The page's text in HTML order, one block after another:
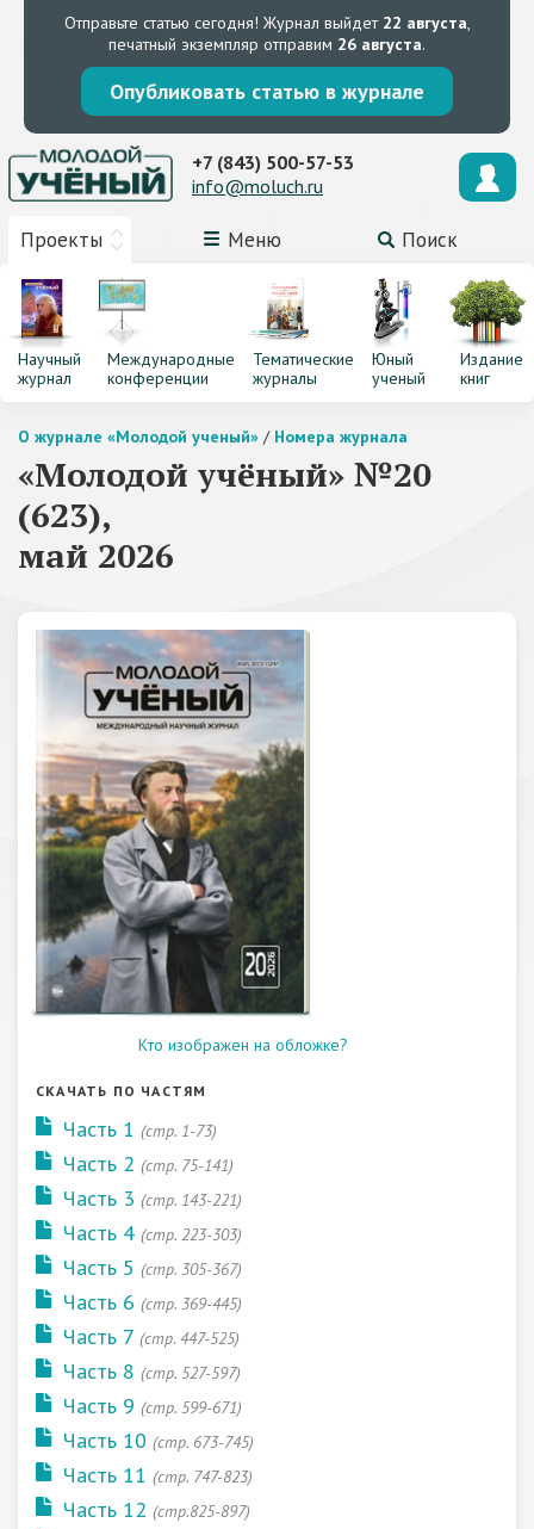
Отправьте статью сегодня! Журнал выйдет 22 августа,
печатный экземпляр отправим 26 августа.
Опубликовать статью в журнале
Проекты Меню Поиск
+7 (843) 500-57-53
info@moluch.ru
Научный
журнал
Международные
конференции
Тематические
журналы
Юный
ученый
Издание
книг
О журнале «Молодой ученый» / Номера журнала
«Молодой учёный» №20
(623),
май 2026
Кто изображен на обложке?
СКАЧАТЬ ПО ЧАСТЯМ
Часть 1 (стр. 1-73)
Часть 2 (стр. 75-141)
Часть 3 (стр. 143-221)
Часть 4 (стр. 223-303)
Часть 5 (стр. 305-367)
Часть 6 (стр. 369-445)
Часть 7 (стр. 447-525)
Часть 8 (стр. 527-597)
Часть 9 (стр. 599-671)
Часть 10 (стр. 673-745)
Часть 11 (стр. 747-823)
Часть 12 (стр.825-897)